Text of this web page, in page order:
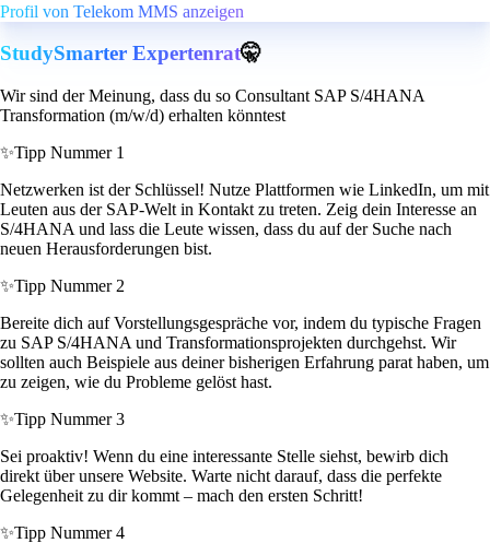
Profil von Telekom MMS anzeigen
StudySmarter Expertenrat🤫
Wir sind der Meinung, dass du so Consultant SAP S/4HANA
Transformation (m/w/d) erhalten könntest
✨Tipp Nummer 1
Netzwerken ist der Schlüssel! Nutze Plattformen wie LinkedIn, um mit
Leuten aus der SAP-Welt in Kontakt zu treten. Zeig dein Interesse an
S/4HANA und lass die Leute wissen, dass du auf der Suche nach
neuen Herausforderungen bist.
✨Tipp Nummer 2
Bereite dich auf Vorstellungsgespräche vor, indem du typische Fragen
zu SAP S/4HANA und Transformationsprojekten durchgehst. Wir
sollten auch Beispiele aus deiner bisherigen Erfahrung parat haben, um
zu zeigen, wie du Probleme gelöst hast.
✨Tipp Nummer 3
Sei proaktiv! Wenn du eine interessante Stelle siehst, bewirb dich
direkt über unsere Website. Warte nicht darauf, dass die perfekte
Gelegenheit zu dir kommt – mach den ersten Schritt!
✨Tipp Nummer 4